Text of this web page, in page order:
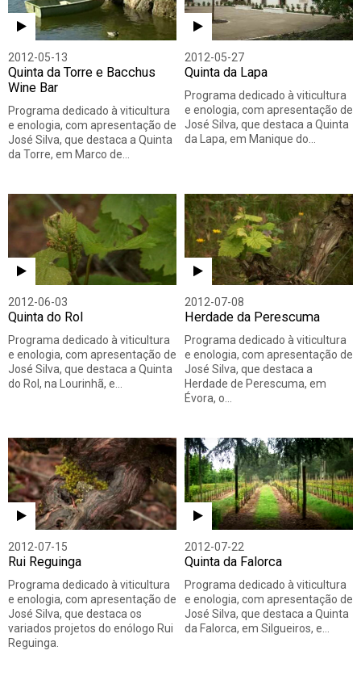
2012-05-13
Quinta da Torre e Bacchus
Wine Bar
Programa dedicado à viticultura
e enologia, com apresentação de
José Silva, que destaca a Quinta
da Torre, em Marco de…
2012-05-27
Quinta da Lapa
Programa dedicado à viticultura
e enologia, com apresentação de
José Silva, que destaca a Quinta
da Lapa, em Manique do…
2012-06-03
Quinta do Rol
Programa dedicado à viticultura
e enologia, com apresentação de
José Silva, que destaca a Quinta
do Rol, na Lourinhã, e…
2012-07-08
Herdade da Perescuma
Programa dedicado à viticultura
e enologia, com apresentação de
José Silva, que destaca a
Herdade de Perescuma, em
Évora, o…
2012-07-15
Rui Reguinga
Programa dedicado à viticultura
e enologia, com apresentação de
José Silva, que destaca os
variados projetos do enólogo Rui
Reguinga.
2012-07-22
Quinta da Falorca
Programa dedicado à viticultura
e enologia, com apresentação de
José Silva, que destaca a Quinta
da Falorca, em Silgueiros, e…